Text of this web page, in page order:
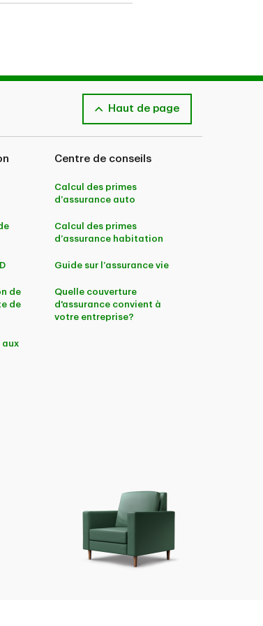
conducteurs basés
Haut de page
de
de
aux
Centre de conseils
Calcul des primes
d’assurance auto
Calcul des primes
d’assurance habitation
Guide sur l’assurance vie
Quelle couverture
d'assurance convient à
votre entreprise?